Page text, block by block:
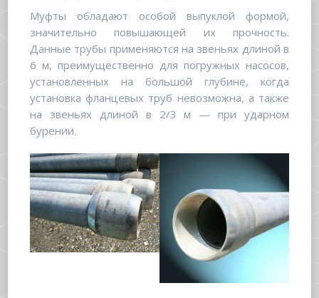
Муфты обладают особой выпуклой формой,
значительно повышающей их прочность.
Данные трубы применяются на звеньях длиной в
6 м, преимущественно для погружных насосов,
установленных на большой глубине, когда
установка фланцевых труб невозможна, а также
на звеньях длиной в 2/3 м — при ударном
бурении.